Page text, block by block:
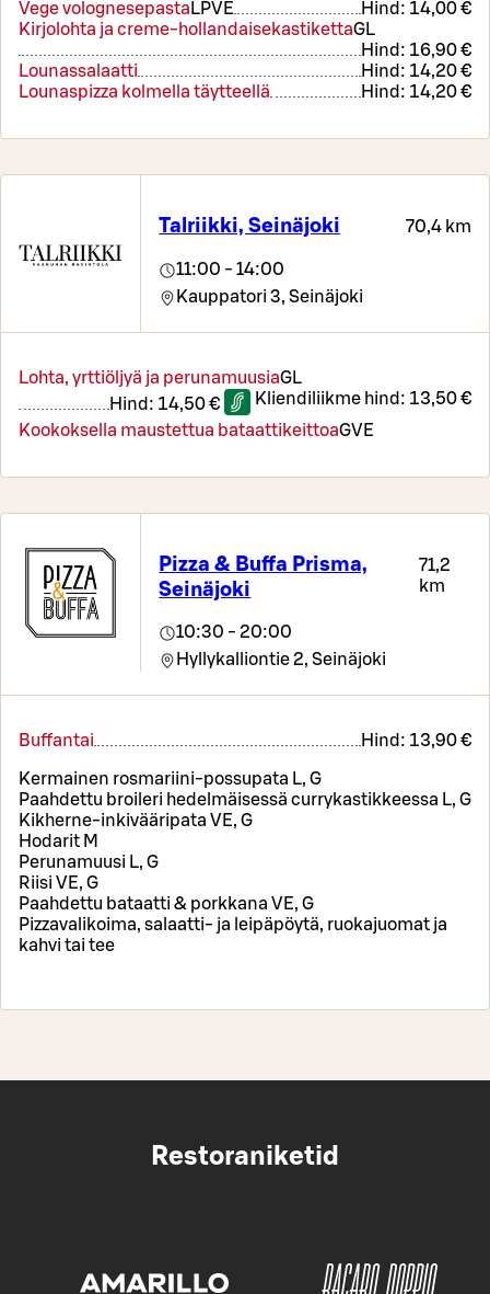
Vege volognesepasta LPVE Hind: 14,00 €
Kirjolohta ja creme-hollandaisekastikettaGL
Hind: 16,90 €
Lounassalaatti
Hind: 14,20 €
Lounaspizza kolmella täytteellä
Hind: 14,20 €
Talriikki, Seinäjoki 70,4 km
11:00 - 14:00
Kauppatori 3, Seinäjoki
Lohta, yrttiöljyä ja perunamuusiaGL
Hind: 14,50 € Kliendiliikme hind: 13,50 €
Kookoksella maustettua bataattikeittoaGVE
Pizza & Buffa Prisma,
Seinäjoki
71,2
km
10:30 - 20:00
Hyllykalliontie 2, Seinäjoki
Buffantai Hind: 13,90 €
Kermainen rosmariini-possupata L, G
Paahdettu broileri hedelmäisessä currykastikkeessa L, G
Kikherne-inkivääripata VE, G
Hodarit M
Perunamuusi L, G
Riisi VE, G
Paahdettu bataatti & porkkana VE, G
Pizzavalikoima, salaatti- ja leipäpöytä, ruokajuomat ja
kahvi tai tee
Restoraniketid